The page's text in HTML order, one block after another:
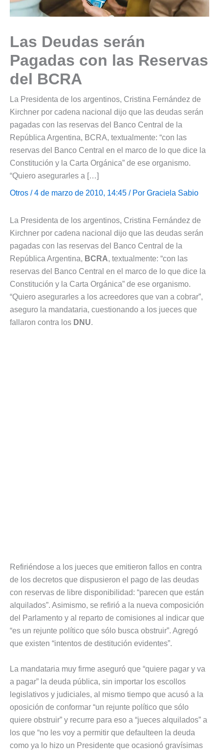
Las Deudas serán
Pagadas con las Reservas
del BCRA
La Presidenta de los argentinos, Cristina Fernández de
Kirchner por cadena nacional dijo que las deudas serán
pagadas con las reservas del Banco Central de la
República Argentina, BCRA, textualmente: “con las
reservas del Banco Central en el marco de lo que dice la
Constitución y la Carta Orgánica” de ese organismo.
“Quiero asegurarles a […]
Otros / 4 de marzo de 2010, 14:45 / Por Graciela Sabio
La Presidenta de los argentinos, Cristina Fernández de
Kirchner por cadena nacional dijo que las deudas serán
pagadas con las reservas del Banco Central de la
República Argentina, BCRA, textualmente: “con las
reservas del Banco Central en el marco de lo que dice la
Constitución y la Carta Orgánica” de ese organismo.
“Quiero asegurarles a los acreedores que van a cobrar”,
aseguro la mandataria, cuestionando a los jueces que
fallaron contra los DNU.
Refiriéndose a los jueces que emitieron fallos en contra
de los decretos que dispusieron el pago de las deudas
con reservas de libre disponibilidad: “parecen que están
alquilados”. Asimismo, se refirió a la nueva composición
del Parlamento y al reparto de comisiones al indicar que
“es un rejunte político que sólo busca obstruir”. Agregó
que existen “intentos de destitución evidentes”.
La mandataria muy firme aseguró que “quiere pagar y va
a pagar” la deuda pública, sin importar los escollos
legislativos y judiciales, al mismo tiempo que acusó a la
oposición de conformar “un rejunte político que sólo
quiere obstruir” y recurre para eso a “jueces alquilados” a
los que “no les voy a permitir que defaulteen la deuda
como ya lo hizo un Presidente que ocasionó gravísimas